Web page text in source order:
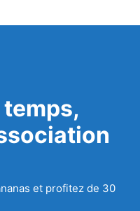
et profitez de 30